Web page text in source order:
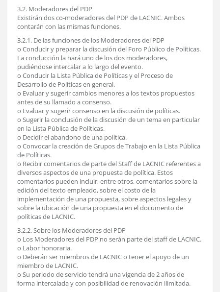
3.2. Moderadores del PDP
Existirán dos co-moderadores del PDP de LACNIC. Ambos
contarán con las mismas funciones.
3.2.1. De las funciones de los Moderadores del PDP
o Conducir y preparar la discusión del Foro Público de Políticas.
La conducción la hará uno de los dos moderadores,
pudiéndose intercalar a lo largo del evento.
o Conducir la Lista Pública de Políticas y el Proceso de
Desarrollo de Políticas en general.
o Evaluar y sugerir cambios menores a los textos propuestos
antes de su llamado a consenso.
o Evaluar y sugerir consenso en la discusión de políticas.
o Sugerir la conclusión de la discusión de un tema en particular
en la Lista Pública de Políticas.
o Decidir el abandono de una política.
o Convocar la creación de Grupos de Trabajo en la Lista Pública
de Políticas.
o Recibir comentarios de parte del Staff de LACNIC referentes a
diversos aspectos de una propuesta de política. Estos
comentarios pueden incluir, entre otros, comentarios sobre la
edición del texto empleado, sobre el costo de la
implementación de una propuesta, sobre aspectos legales y
sobre la ubicación de una propuesta en el documento de
políticas de LACNIC.
3.2.2. Sobre los Moderadores del PDP
o Los Moderadores del PDP no serán parte del staff de LACNIC.
o Labor honoraria.
o Deberán ser miembros de LACNIC o tener el apoyo de un
miembro de LACNIC.
o Su periodo de servicio tendrá una vigencia de 2 años de
forma intercalada y con posibilidad de renovación ilimitada.